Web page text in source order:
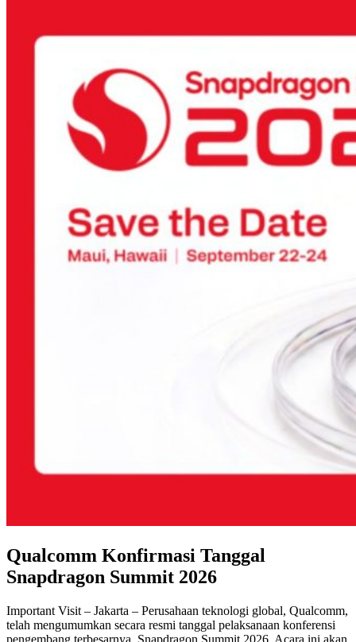
Qualcomm Konfirmasi Tanggal
Snapdragon Summit 2026
Important Visit – Jakarta – Perusahaan teknologi global, Qualcomm,
telah mengumumkan secara resmi tanggal pelaksanaan konferensi
pengembang terbesarnya, Snapdragon Summit 2026. Acara ini akan